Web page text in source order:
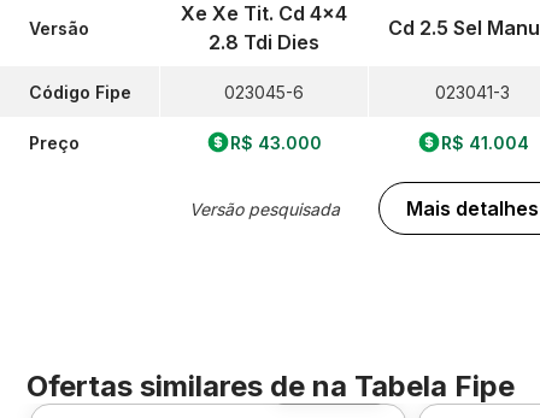
Versão
Código Fipe
Preço
Xe Xe Tit. Cd 4x4
2.8 Tdi Dies
023045-6
R$ 43.000
Versão pesquisada
Cd 2.5 Sel
023041-3
R$ 41.004
Mais detalhes
Ofertas similares de na Tabela Fipe
Foto 360º